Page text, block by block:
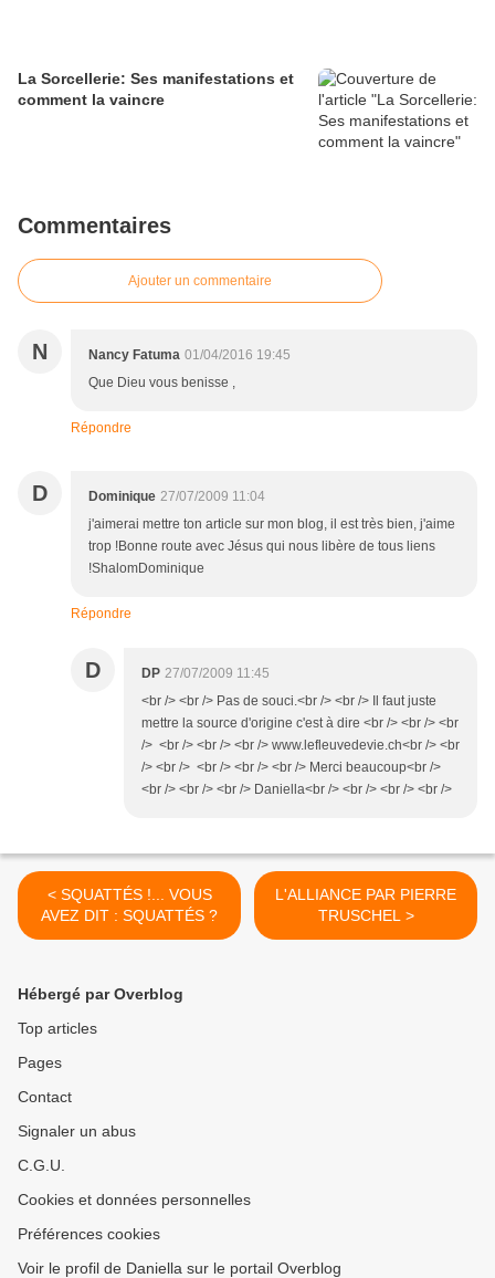
La Sorcellerie: Ses manifestations et
comment la vaincre
Commentaires
Ajouter un commentaire
N Nancy Fatuma 01/04/2016 19:45
Que Dieu vous benisse ,
Répondre
D Dominique 27/07/2009 11:04
j'aimerai mettre ton article sur mon blog, il est très bien, j'aime
trop !Bonne route avec Jésus qui nous libère de tous liens
!ShalomDominique
Répondre
D DP 27/07/2009 11:45
<br /> <br /> Pas de souci.<br /> <br /> Il faut juste
mettre la source d'origine c'est à dire <br /> <br /> <br
/> <br /> <br /> <br /> www.lefleuvedevie.ch<br /> <br
/> <br /> <br /> <br /> <br /> Merci beaucoup<br />
<br /> <br /> <br /> Daniella<br /> <br /> <br /> <br />
< SQUATTÉS !... VOUS
AVEZ DIT : SQUATTÉS ?
L'ALLIANCE PAR PIERRE
TRUSCHEL >
Hébergé par Overblog
Top articles
Pages
Contact
Signaler un abus
C.G.U.
Cookies et données personnelles
Préférences cookies
Voir le profil de Daniella sur le portail Overblog